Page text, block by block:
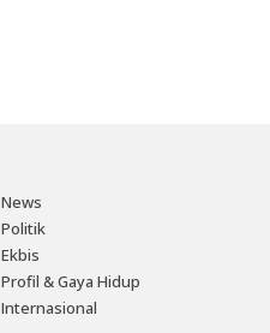
News
Politik
Ekbis
Profil & Gaya Hidup
Internasional